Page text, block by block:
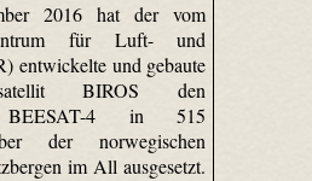
2016 hat der vom
für Luft- und
entwickelte und gebaute
BIROS den
BEESAT-4 in 515
der norwegischen
im All ausgesetzt.